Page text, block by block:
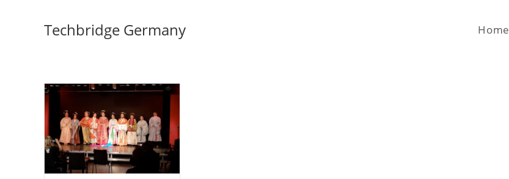
Techbridge Germany Home